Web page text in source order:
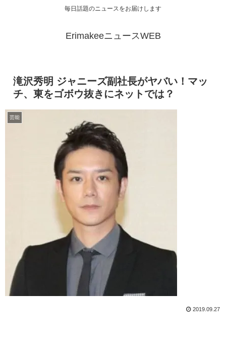
毎日話題のニュースをお届けします
ErimakeeニュースWEB
滝沢秀明 ジャニーズ副社長がヤバい！マッ
チ、東をゴボウ抜きにネットでは？
芸能
2019.09.27